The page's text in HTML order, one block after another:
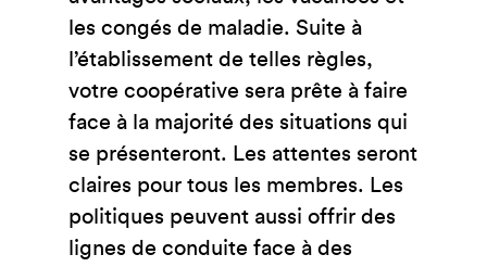
les congés de maladie. Suite à
l’établissement de telles règles,
votre coopérative sera prête à faire
face à la majorité des situations qui
se présenteront. Les attentes seront
claires pour tous les membres. Les
politiques peuvent aussi offrir des
lignes de conduite face à des